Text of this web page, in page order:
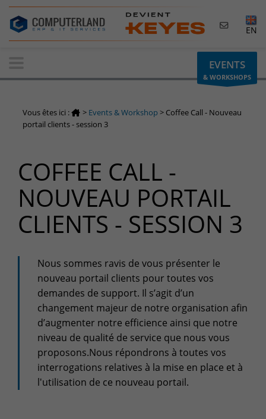
Contactez-nous
Demande d'informations
N'hésitez pas à nous contacter
+32(0)800 12 512
info-cpld@keyes.eu
Luxembourg
+352 26 59 06 86
info-cpld@keyes.eu
Accès à la zone d'information réservée aux clients :
Espace client
Centre de services
Support pour incidents & demandes de services
+32(0)800/12.712 (Belgique - Fr)
+32(0)800/12.812 (Belgique - Nl)
+352 8002 45 46 (Luxembourg - Fr)
support-cpld@keyes.eu
EN
EVENTS
& WORKSHOPS
Vous êtes ici : > Events & Workshop > Coffee Call - Nouveau
portail clients - session 3
COFFEE CALL -
NOUVEAU PORTAIL
CLIENTS - SESSION 3
Nous sommes ravis de vous présenter le
nouveau portail clients pour toutes vos
demandes de support. Il s’agit d’un
changement majeur de notre organisation afin
d’augmenter notre efficience ainsi que notre
niveau de qualité de service que nous vous
proposons.Nous répondrons à toutes vos
interrogations relatives à la mise en place et à
l'utilisation de ce nouveau portail.